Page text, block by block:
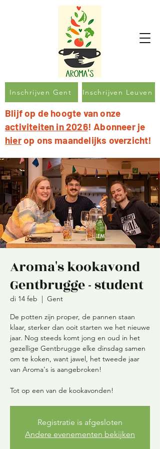
Inschrijven Gent Inschrijven Leuven
Blijf op de hoogte van onze
activiteiten in 2026! Abonneer je
hierop ons maandelijks overzicht!
Aroma's kookavond
Gentbrugge - student
di 14 feb
  |
Gent
De potten zijn proper, de pannen staan
klaar, sterker dan ooit starten we het nieuwe
jaar. Nog steeds komt jong en oud in het
gezellige Gentbrugge elke dinsdag samen
om te koken, want jawel, het tweede jaar
van Aroma's is aangebroken!
Tot op een van de kookavonden!
Registratie is afgesloten
Andere evenementen bekijken